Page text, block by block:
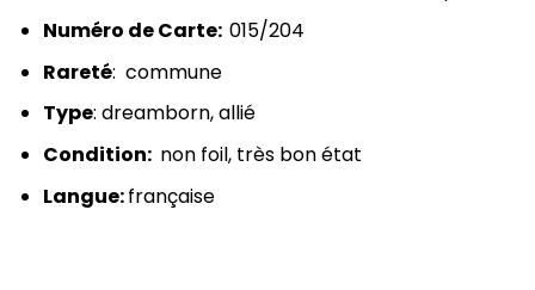
Numéro de Carte: 015/204
Rareté: commune
Type: dreamborn, allié
Condition: non foil, très bon état
Langue:française